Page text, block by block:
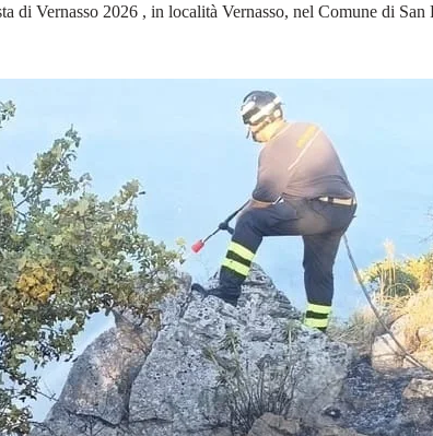
Vernasso 2026 , in località Vernasso, nel Comune di